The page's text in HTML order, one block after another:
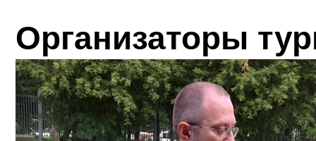
Организаторы